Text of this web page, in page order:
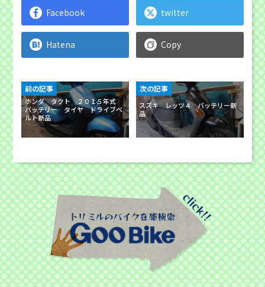
Facebook twitter
Hatena Copy
ホンダ タクト ２０１５年式
バッテリー タイヤ ドライブベ
ルト新品
前の記事
スズキ レッツ４ バッテリー新
品
次の記事